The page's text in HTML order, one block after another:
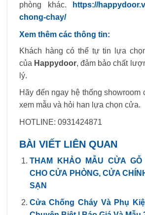
phòng khác. https://
chong-chay/
Xem thêm các thông tin:
Khách hàng có thể tự tin lựa
của Happydoor, đảm bảo chất
lý.
Hãy đến ngay hệ thống showroom
xem mẫu và hỏi han lựa chọn cửa.
HOTLINE: 0931424871
BÀI VIẾT LIÊN QUAN
THAM KHẢO MẪU CỬA GỖ
CHO CỬA PHÒNG, CỬA
SẠN
Cửa Chống Cháy Và Phụ